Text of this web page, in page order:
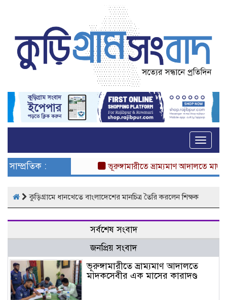
Toggle
সাম্প্রতিক : ভূরুঙ্গামারীতে ভ্রাম্যমাণ আদালতে
কুড়িগ্রামে ধানখেতে বাংলাদেশের মানচিত্র তৈরি করলেন শিক্ষক
সর্বশেষ সংবাদ
জনপ্রিয় সংবাদ
ভূরুঙ্গামারীতে ভ্রাম্যমাণ আদালতে
মাদকসেবীর এক মাসের কারাদণ্ড